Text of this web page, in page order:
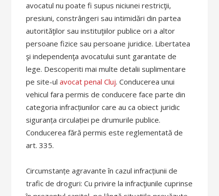
avocatul nu poate fi supus niciunei restricţii,
presiuni, constrângeri sau intimidări din partea
autorităţilor sau instituţiilor publice ori a altor
persoane fizice sau persoane juridice. Libertatea
şi independenţa avocatului sunt garantate de
lege. Descoperiti mai multe detalii suplimentare
pe site-ulavocat penal Cluj. Conducerea unui
vehicul fara permis de conducere face parte din
categoria infracțiunilor care au ca obiect juridic
siguranța circulației pe drumurile publice.
Conducerea fără permis este reglementată de
art. 335.
Circumstanțe agravante în cazul infracțiunii de
trafic de droguri: Cu privire la infracţiunile cuprinse